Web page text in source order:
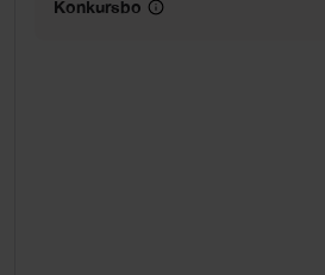
Konkursbo